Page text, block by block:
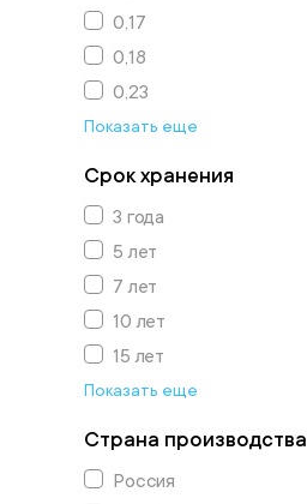
0,17
0,18
0,23
Показать еще
Срок хранения
3 года
5 лет
7 лет
10 лет
15 лет
Показать еще
Страна производства
Россия